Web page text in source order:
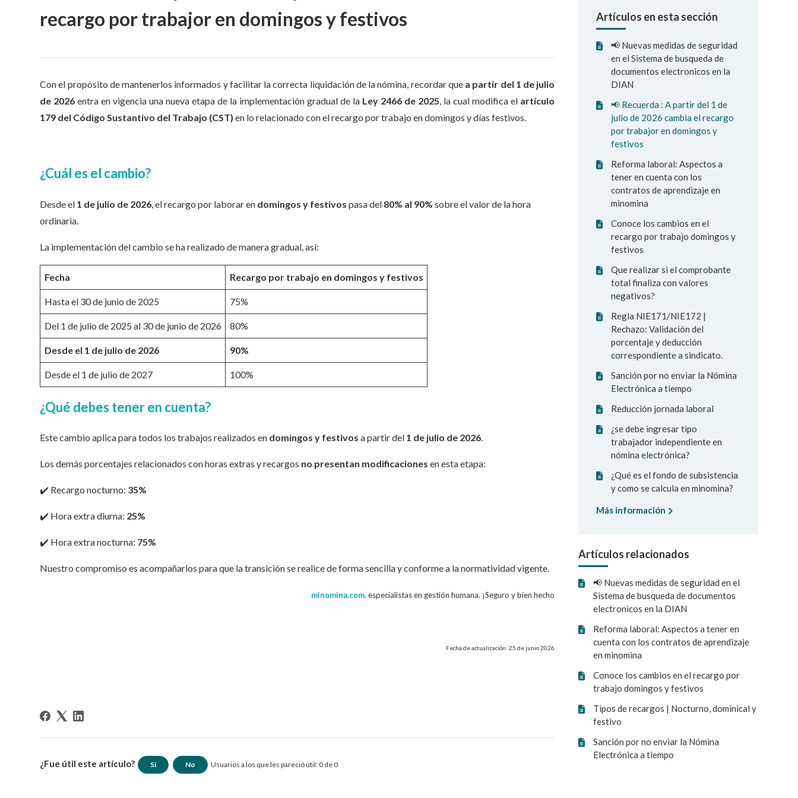
Artículos en esta sección
📢 Nuevas medidas de seguridad
en el Sistema de busqueda de
documentos electronicos en la
DIAN
📢 Recuerda : A partir del 1 de
julio de 2026 cambia el recargo
por trabajor en domingos y
festivos
Reforma laboral: Aspectos a
tener en cuenta con los
contratos de aprendizaje en
minomina
Conoce los cambios en el
recargo por trabajo domingos y
festivos
Que realizar si el comprobante
total finaliza con valores
negativos?
Regla NIE171/NIE172 |
Rechazo: Validación del
porcentaje y deducción
correspondiente a sindicato.
Sanción por no enviar la Nómina
Electrónica a tiempo
Reducción jornada laboral
¿se debe ingresar tipo
trabajador independiente en
nómina electrónica?
¿Qué es el fondo de subsistencia
y como se calcula en minomina?
Más información
Artículos relacionados
📢 Nuevas medidas de seguridad en el
Sistema de busqueda de documentos
electronicos en la DIAN
Reforma laboral: Aspectos a tener en
cuenta con los contratos de aprendizaje
en minomina
Conoce los cambios en el recargo por
trabajo domingos y festivos
Tipos de recargos | Nocturno, dominical y
festivo
Sanción por no enviar la Nómina
Electrónica a tiempo
recargo por trabajor en domingos y festivos
Con el propósito de mantenerlos informados y facilitar la correcta liquidación de la nómina, recordar que a partir del 1 de julio
de 2026 entra en vigencia una nueva etapa de la implementación gradual de la Ley 2466 de 2025, la cual modifica el artículo
179 del Código Sustantivo del Trabajo (CST) en lo relacionado con el recargo por trabajo en domingos y días festivos.
¿Cuál es el cambio?
Desde el 1 de julio de 2026 , el recargo por laborar en domingos y festivos pasa del 80% al 90% sobre el valor de la hora
ordinaria.
La implementación del cambio se ha realizado de manera gradual, así:
Fecha Recargo por trabajo en domingos y festivos
Hasta el 30 de junio de 2025 75%
Del 1 de julio de 2025 al 30 de junio de 2026 80%
Desde el 1 de julio de 2026 90%
Desde el 1 de julio de 2027 100%
¿Qué debes tener en cuenta?
Este cambio aplica para todos los trabajos realizados en domingos y festivos a partir del 1 de julio de 2026.
Los demás porcentajes relacionados con horas extras y recargos no presentan modificaciones en esta etapa:
✔️ Recargo nocturno: 35%
✔️ Hora extra diurna: 25%
✔️ Hora extra nocturna: 75%
Nuestro compromiso es acompañarlos para que la transición se realice de forma sencilla y conforme a la normatividad vigente.
minomina.com, especialistas en gestión humana. ¡Seguro y bien hecho
Fecha de actualización: 25 de junio 2026
¿Fue útil este artículo? Sí No Usuarios a los que les pareció útil: 0 de 0